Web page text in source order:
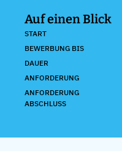
Auf einen Blick
START
BEWERBUNG BIS
DAUER
ANFORDERUNG
ANFORDERUNG
ABSCHLUSS